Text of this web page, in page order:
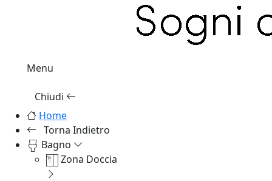
Menu
Chiudi
Home
Torna Indietro
Bagno
Zona Doccia